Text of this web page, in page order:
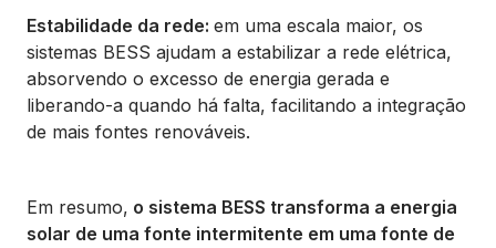
Estabilidade da rede: em uma escala maior, os
sistemas BESS ajudam a estabilizar a rede elétrica,
absorvendo o excesso de energia gerada e
liberando-a quando há falta, facilitando a integração
de mais fontes renováveis.
Em resumo, o sistema BESS transforma a energia
solar de uma fonte intermitente em uma fonte de